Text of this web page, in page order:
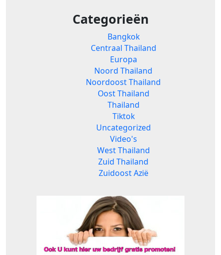
Categorieën
Bangkok
Centraal Thailand
Europa
Noord Thailand
Noordoost Thailand
Oost Thailand
Thailand
Tiktok
Uncategorized
Video's
West Thailand
Zuid Thailand
Zuidoost Azië